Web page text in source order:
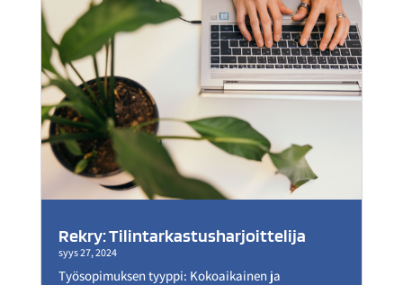
Rekry: Tilintarkastusharjoittelija
syys 27, 2024
Työsopimuksen tyyppi: Kokoaikainen ja